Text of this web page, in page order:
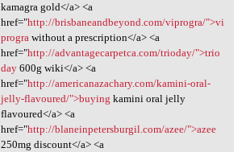
kamagra gold</a> <a
href="http://brisbaneandbeyond.com/viprogra/">vi
prograwithout a prescription</a> <a
href="http://advantagecarpetca.com/trioday/">trio
day600g wiki</a> <a
href="http://americanazachary.com/kamini-oral-
jelly-flavoured/">buying kamini oral jelly
flavoured</a> <a
href="http://blaneinpetersburgil.com/azee/">azee
250mg discount</a> <a